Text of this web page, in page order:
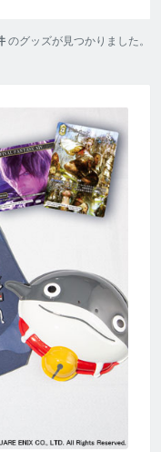
のグッズが見つかりました。